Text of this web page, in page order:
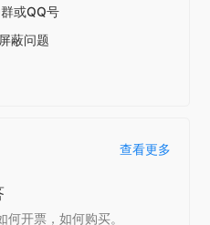
或QQ号
蔽问题
查看更多
何开票，如何购买。